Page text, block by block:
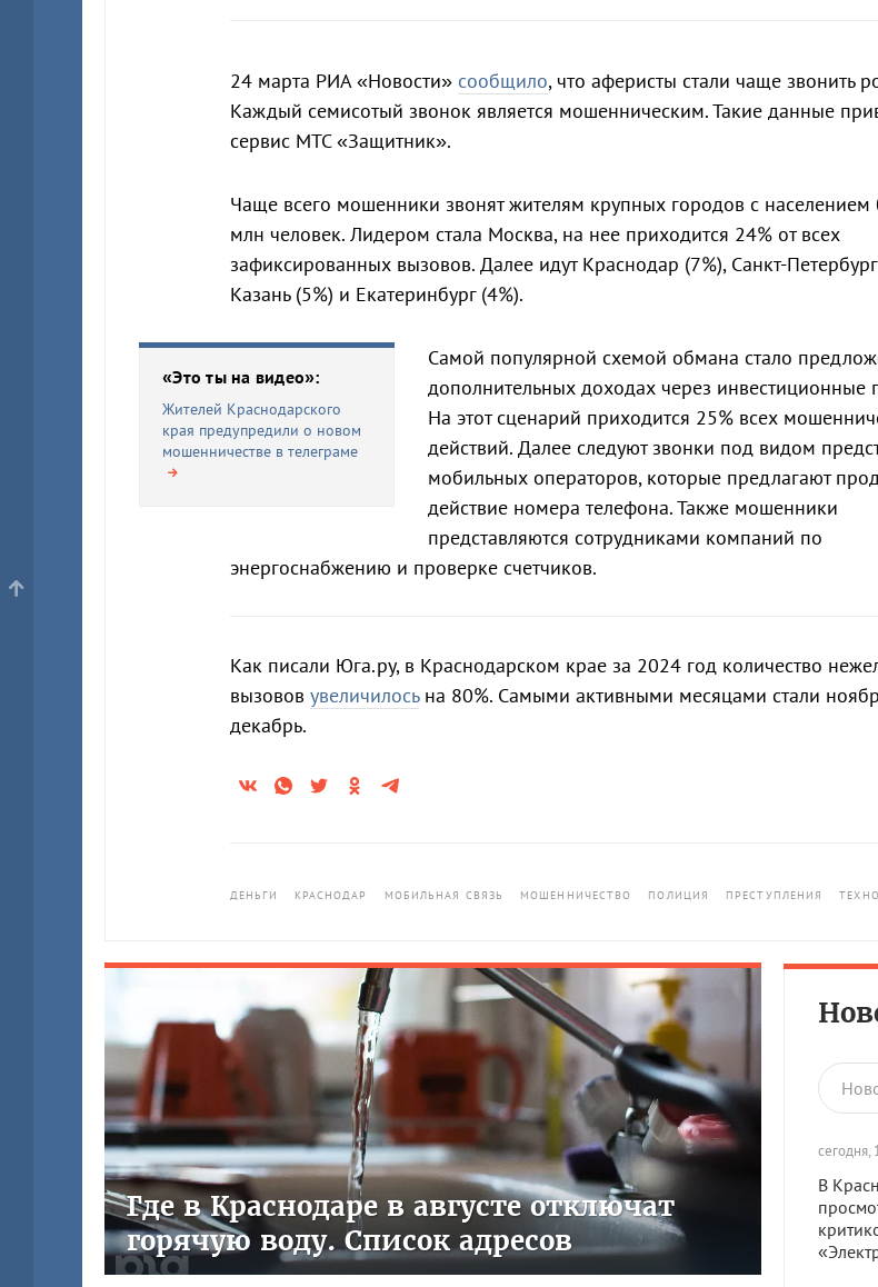
24 марта РИА «Новости» сообщило, что аферисты стали чаще звонить
Каждый семисотый звонок является мошенническим. Такие данные
сервис МТС «Защитник».
Чаще всего мошенники звонят жителям крупных городов с населением
млн человек. Лидером стала Москва, на нее приходится 24% от всех
зафиксированных вызовов. Далее идут Краснодар (7%), Санкт-
Казань (5%) и Екатеринбург (4%).
«Это ты на видео»:
Жителей Краснодарского
края предупредили о новом
мошенничестве в телеграме
Самой популярной схемой обмана стало
дополнительных доходах через инвестиционные
На этот сценарий приходится 25% всех
действий. Далее следуют звонки под видом
мобильных операторов, которые предлагают
действие номера телефона. Также мошенники
представляются сотрудниками компаний по
энергоснабжению и проверке счетчиков.
Как писали Юга.ру, в Краснодарском крае за 2024 год количество
вызовов увеличилосьна 80%. Самыми активными месяцами стали
декабрь.
ДЕНЬГИ КРАСНОДАР МОБИЛЬНАЯ СВЯЗЬ МОШЕННИЧЕСТВО ПОЛИЦИЯ ПРЕСТУПЛЕНИЯ
сегодня,
В
Где в Краснодаре в августе отключат
горячую воду. Список адресов